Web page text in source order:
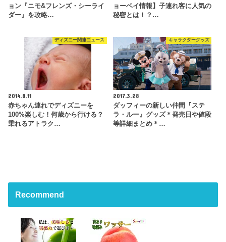
ョン『ニモ&フレンズ・シーライ
ダー』を攻略…
ョーベイ情報】子連れ客に人気の
秘密とは！？…
ディズニー関連ニュース
2014.8.11
赤ちゃん連れでディズニーを
100%楽しむ！何歳から行ける？
乗れるアトラク…
キャラクターグッズ
2017.3.28
ダッフィーの新しい仲間『ステ
ラ・ルー』グッズ＊発売日や値段
等詳細まとめ＊…
Recommend